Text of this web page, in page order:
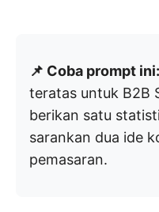
📌 Coba prompt ini:
teratas untuk B2B
berikan satu
sarankan dua ide
pemasaran.